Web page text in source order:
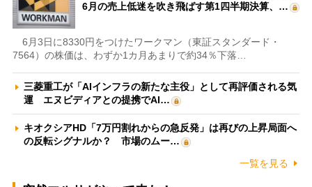
6月の売上低迷を吹き飛ばす第1四半期決算、…
6月3日に8330円をつけたワークマン（東証スタンダード・
7564）の株価は、わずか1カ月あまりで約34％下落…
三菱重工が「AIインフラの新たな主役」として再評価される気
運 エヌビディアとの提携でAI…
キオクシアHD「7万円割れからの急反発」は再びの上昇局面へ
の反転シグナルか？ 市場のムー…
一覧を見る